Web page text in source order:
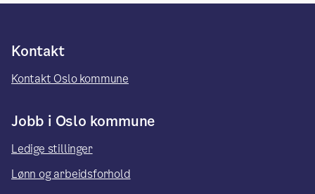
Kontakt
Kontakt Oslo kommune
Jobb i Oslo kommune
Ledige stillinger
Lønn og arbeidsforhold